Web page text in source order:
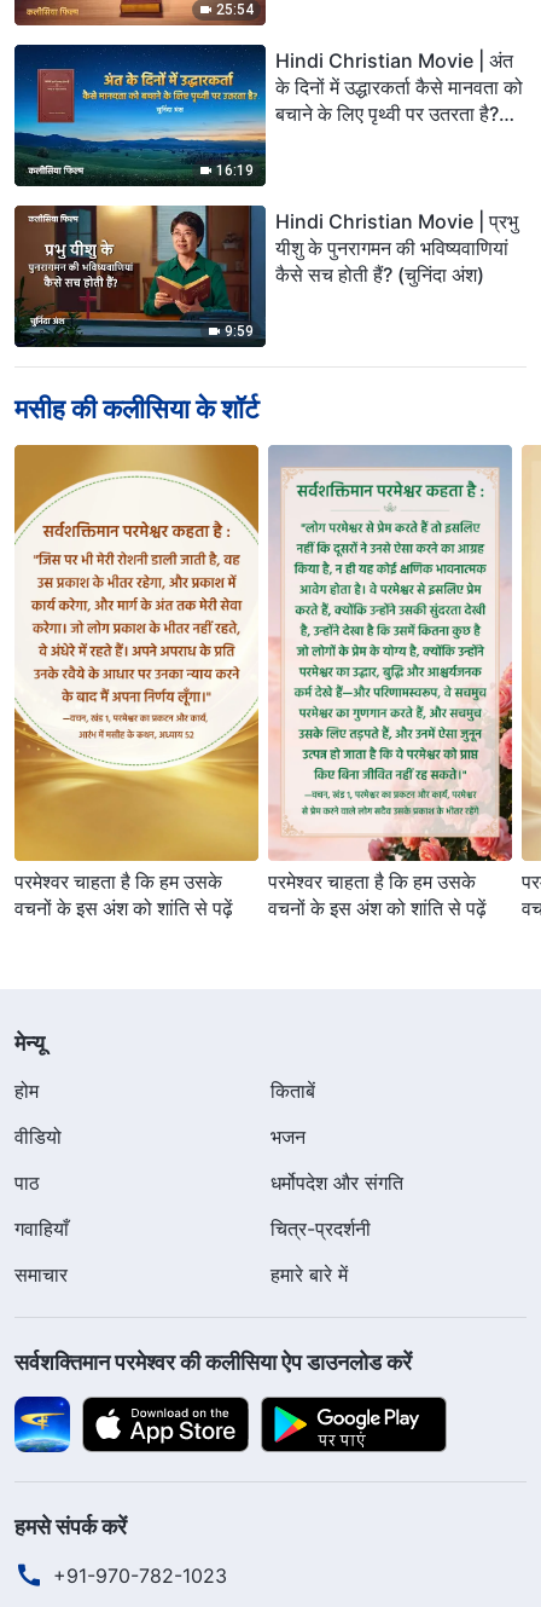
25:54
16:19
Hindi Christian Movie | अंत
के दिनों में उद्धारकर्ता कैसे मानवता को
बचाने के लिए पृथ्वी पर उतरता है?
9:59
Hindi Christian Movie | प्रभु
यीशु के पुनरागमन की भविष्‍यवाणियां
कैसे सच होती हैं? (चुनिंदा अंश)
मसीह की कलीसिया के शॉर्ट
परमेश्वर चाहता है कि हम उसके
वचनों के इस अंश को शांति से पढ़ें
परमेश्वर चाहता है कि हम उसके
वचनों के इस अंश को शांति से पढ़ें
मेन्यू
होम
किताबें
वीडियो
भजन
पाठ
धर्मोपदेश और संगति
गवाहियाँ
चित्र-प्रदर्शनी
समाचार
हमारे बारे में
सर्वशक्तिमान परमेश्वर की कलीसिया ऐप डाउनलोड करें
हमसे संपर्क करें
+91-970-782-1023